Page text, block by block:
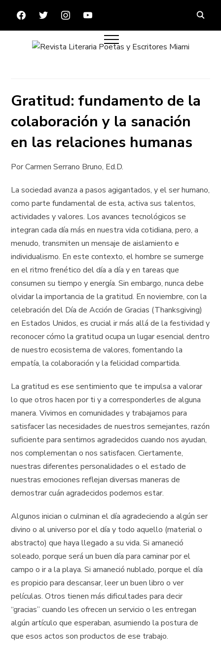
FACEBOOKTWITTERINSTAGRAMYOUTUBE
Gratitud: fundamento de la
colaboración y la sanación
en las relaciones humanas
Por Carmen Serrano Bruno, Ed.D.
La sociedad avanza a pasos agigantados, y el ser humano,
como parte fundamental de esta, activa sus talentos,
actividades y valores. Los avances tecnológicos se
integran cada día más en nuestra vida cotidiana, pero, a
menudo, transmiten un mensaje de aislamiento e
individualismo. En este contexto, el hombre se sumerge
en el ritmo frenético del día a día y en tareas que
consumen su tiempo y energía. Sin embargo, nunca debe
olvidar la importancia de la gratitud. En noviembre, con la
celebración del Día de Acción de Gracias (Thanksgiving)
en Estados Unidos, es crucial ir más allá de la festividad y
reconocer cómo la gratitud ocupa un lugar esencial dentro
de nuestro ecosistema de valores, fomentando la
empatía, la colaboración y la felicidad compartida.
La gratitud es ese sentimiento que te impulsa a valorar
lo que otros hacen por ti y a corresponderles de alguna
manera. Vivimos en comunidades y trabajamos para
satisfacer las necesidades de nuestros semejantes, razón
suficiente para sentirnos agradecidos cuando nos ayudan,
nos complementan o nos satisfacen. Ciertamente,
nuestras diferentes personalidades o el estado de
nuestras emociones reflejan diversas maneras de
demostrar cuán agradecidos podemos estar.
Algunos inician o culminan el día agradeciendo a algún ser
divino o al universo por el día y todo aquello (material o
abstracto) que haya llegado a su vida. Si amaneció
soleado, porque será un buen día para caminar por el
campo o ir a la playa. Si amaneció nublado, porque el día
es propicio para descansar, leer un buen libro o ver
películas. Otros tienen más dificultades para decir
“gracias” cuando les ofrecen un servicio o les entregan
algún artículo que esperaban, asumiendo la postura de
que esos actos son productos de ese trabajo.